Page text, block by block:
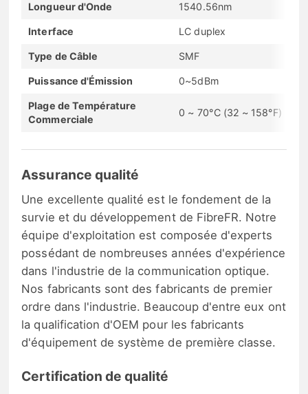
Longueur d'Onde 1540.56nm
Interface LC duplex
Type de Câble SMF
Puissance d'Émission 0~5dBm
Plage de Température
Commerciale
0 ~ 70°C (32 ~ 158°F)
Assurance qualité
Une excellente qualité est le fondement de la
survie et du développement de FibreFR. Notre
équipe d'exploitation est composée d'experts
possédant de nombreuses années d'expérience
dans l'industrie de la communication optique.
Nos fabricants sont des fabricants de premier
ordre dans l'industrie. Beaucoup d'entre eux ont
la qualification d'OEM pour les fabricants
d'équipement de système de première classe.
Certification de qualité